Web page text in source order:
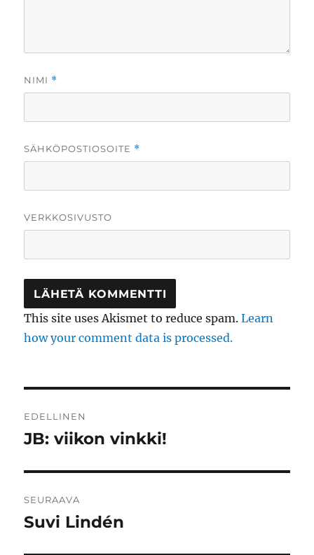
NIMI *
SÄHKÖPOSTIOSOITE *
VERKKOSIVUSTO
This site uses Akismet to reduce spam.Learn
how your comment data is processed.
selaus
EDELLINEN
Edellinen
JB: viikon vinkki!
SEURAAVA
Seuraava
Suvi Lindén